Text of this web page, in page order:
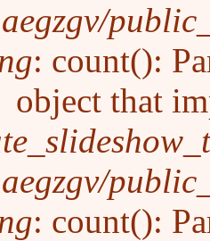
: count():
object that
: count():